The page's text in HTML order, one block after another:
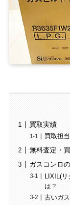
買取実績
買取担
無料査定・
ガスコンロ
LIXIL(
は？
古いガ